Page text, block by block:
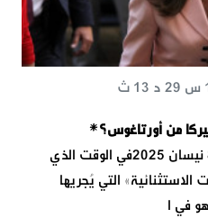
من أورتاغوس؟*
*الاخبار: ميسم رزق*الثلاثاء 8 نيسان 2025في الوقت الذي
الاستثنائية» التي يُجريها
في ا